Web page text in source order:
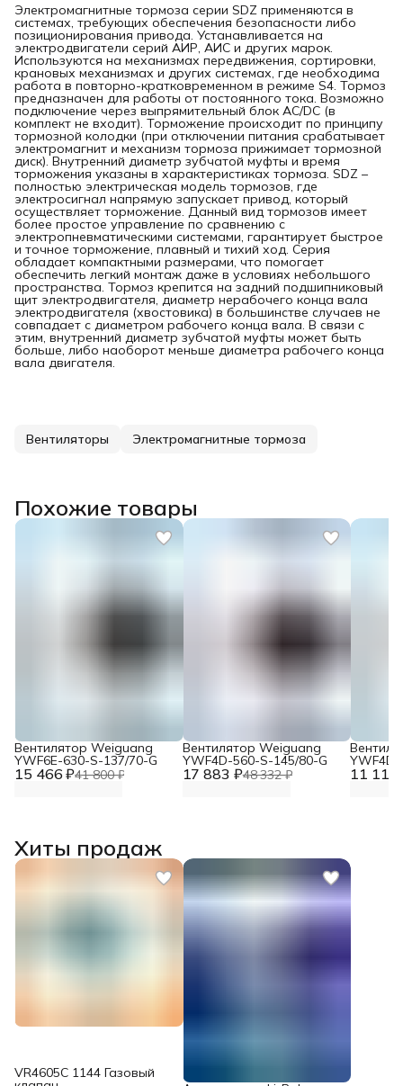
Электромагнитные тормоза серии SDZ применяются в
системах, требующих обеспечения безопасности либо
позиционирования привода. Устанавливается на
электродвигатели серий АИР, АИС и других марок.
Используются на механизмах передвижения, сортировки,
крановых механизмах и других системах, где необходима
работа в повторно-кратковременном в режиме S4. Тормоз
предназначен для работы от постоянного тока. Возможно
подключение через выпрямительный блок AC/DC (в
комплект не входит). Торможение происходит по принципу
тормозной колодки (при отключении питания срабатывает
электромагнит и механизм тормоза прижимает тормозной
диск). Внутренний диаметр зубчатой муфты и время
торможения указаны в характеристиках тормоза. SDZ –
полностью электрическая модель тормозов, где
электросигнал напрямую запускает привод, который
осуществляет торможение. Данный вид тормозов имеет
более простое управление по сравнению с
электропневматическими системами, гарантирует быстрое
и точное торможение, плавный и тихий ход. Серия
обладает компактными размерами, что помогает
обеспечить легкий монтаж даже в условиях небольшого
пространства. Тормоз крепится на задний подшипниковый
щит электродвигателя, диаметр нерабочего конца вала
электродвигателя (хвостовика) в большинстве случаев не
совпадает с диаметром рабочего конца вала. В связи с
этим, внутренний диаметр зубчатой муфты может быть
больше, либо наоборот меньше диаметра рабочего конца
вала двигателя.
Вентиляторы Электромагнитные тормоза
Похожие товары
15 466 ₽41 800 ₽
Вентилятор Weiguang
YWF6E-630-S-137/70-G
17 883 ₽48 332 ₽
Вентилятор Weiguang
YWF4D-560-S-145/80-G
11 117
Хиты продаж
VR4605С 1144 Газовый